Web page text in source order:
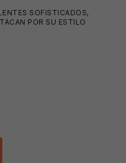
SOFISTICADOS,
POR SU ESTILO